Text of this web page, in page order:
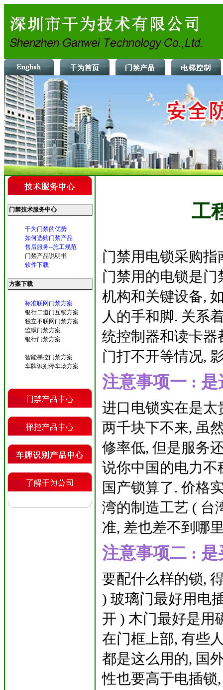
门禁技术服务中心
干为门禁的优势
如何选购门禁产品
售后服务--施工规范
门禁产品说明书
软件下载
方案下载
标准联网门禁方案
银行二道门互锁方案
独立不联网门禁方案
监狱门禁方案
银行门禁方案
智能梯控门禁方案
车牌识别停车场方案
工
门禁用电锁采购指
门禁用的电锁是
机构和关键设备,
人的手和脚. 关系
统控制器和读卡器
门打不开等情况,
注意事项一 :
进口电锁实在是太
两千块下不来, 虽
修率低, 但是服务
说你中国的电力不
国产锁算了. 价格
湾的制造工艺 ( 台
准, 差也差不到哪
注意事项二 :
要配什么样的锁,
) 玻璃门最好用电
开 ) 木门最好是用
在门框上部, 有些
都是这么用的, 国
性也要高于电插锁